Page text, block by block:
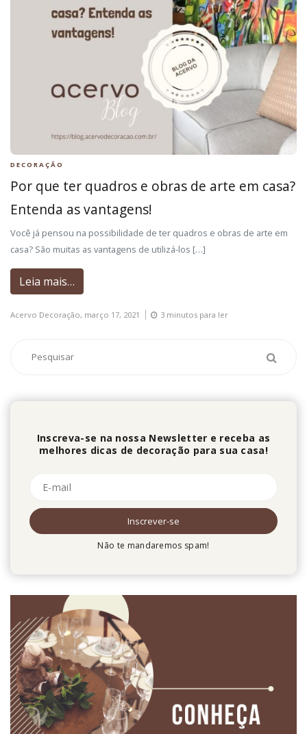
DECORAÇÃO
Por que ter quadros e obras de arte em casa?
Entenda as vantagens!
Você já pensou na possibilidade de ter quadros e obras de arte em
casa? São muitas as vantagens de utilizá-los […]
Leia mais…
Acervo Decoração, março 17, 2021 3 minutos para ler
Inscreva-se na nossa Newsletter e receba as
melhores dicas de decoração para sua casa!
Não te mandaremos spam!